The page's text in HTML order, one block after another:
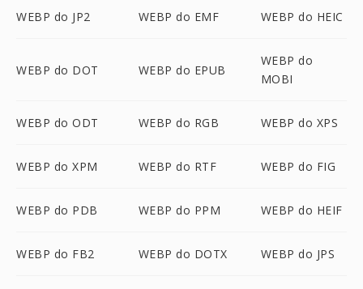
WEBP do JP2 WEBP do EMF WEBP do HEIC
WEBP do DOT WEBP do EPUB
WEBP do
MOBI
WEBP do ODT WEBP do RGB WEBP do XPS
WEBP do XPM WEBP do RTF WEBP do FIG
WEBP do PDB WEBP do PPM WEBP do HEIF
WEBP do FB2 WEBP do DOTX WEBP do JPS